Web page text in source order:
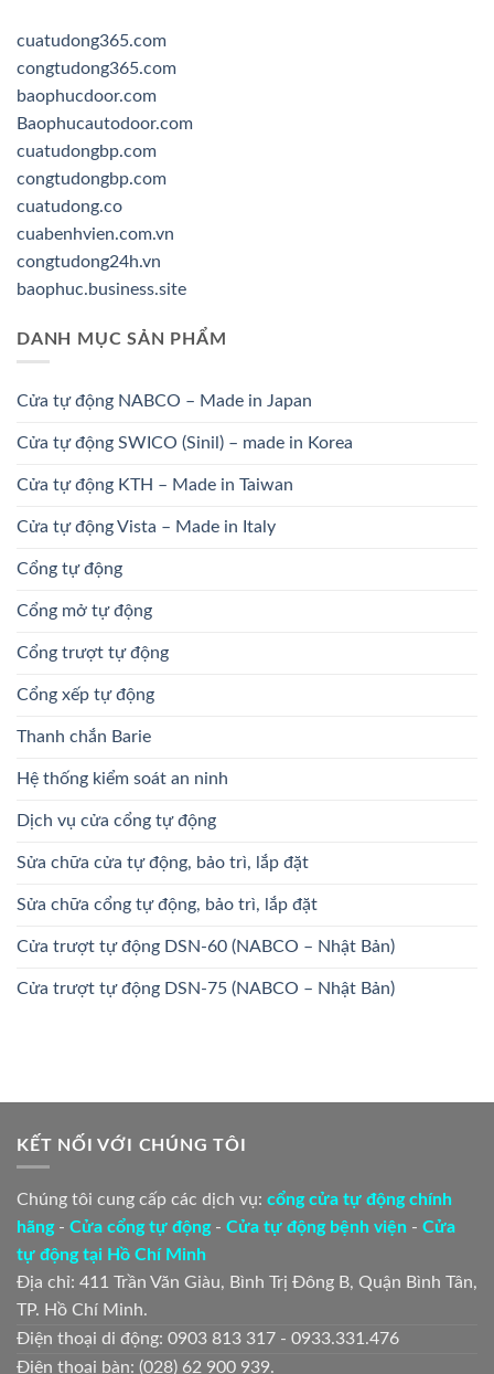
cuatudong365.com
congtudong365.com
baophucdoor.com
Baophucautodoor.com
cuatudongbp.com
congtudongbp.com
cuatudong.co
cuabenhvien.com.vn
congtudong24h.vn
baophuc.business.site
DANH MỤC SẢN PHẨM
Cửa tự động NABCO – Made in Japan
Cửa tự động SWICO (Sinil) – made in Korea
Cửa tự động KTH – Made in Taiwan
Cửa tự động Vista – Made in Italy
Cổng tự động
Cổng mở tự động
Cổng trượt tự động
Cổng xếp tự động
Thanh chắn Barie
Hệ thống kiểm soát an ninh
Dịch vụ cửa cổng tự động
Sửa chữa cửa tự động, bảo trì, lắp đặt
Sửa chữa cổng tự động, bảo trì, lắp đặt
Cửa trượt tự động DSN-60 (NABCO – Nhật Bản)
Cửa trượt tự động DSN-75 (NABCO – Nhật Bản)
KẾT NỐI VỚI CHÚNG TÔI
Chúng tôi cung cấp các dịch vụ: cổng cửa tự động chính
hãng - Cửa cổng tự động - Cửa tự động bệnh viện - Cửa
tự động tại Hồ Chí Minh
Địa chỉ: 411 Trần Văn Giàu, Bình Trị Đông B, Quận Bình Tân,
TP. Hồ Chí Minh.
Điện thoại di động: 0903 813 317 - 0933.331.476
Điện thoại bàn: (028) 62 900 939.